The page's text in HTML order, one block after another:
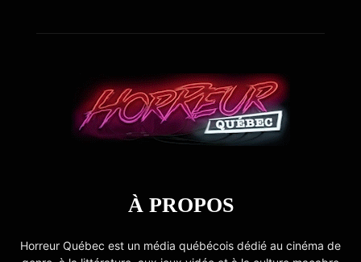
À PROPOS
Horreur Québec est un média québécois dédié au cinéma de